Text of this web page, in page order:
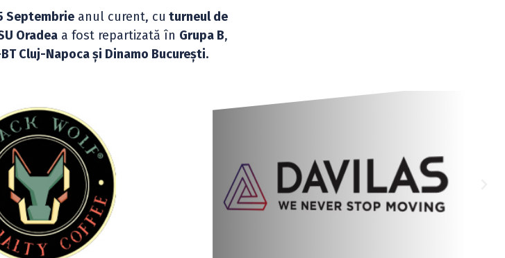
Septembrie anul curent, cu turneul de
Oradea a fost repartizată în Grupa B,
Cluj-Napoca și Dinamo București.